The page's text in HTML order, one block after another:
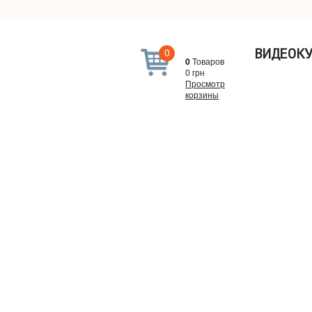
0
0Товаров
0грн
Просмотр
корзины